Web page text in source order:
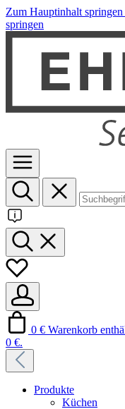
Zum Hauptinhalt springen
springen
0 € Warenkorb
0 €.
Produkte
Küchen